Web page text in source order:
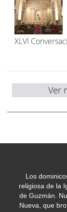
XLVI
Ver
Los
religiosa de la
de Guzmán.
Nueva, que